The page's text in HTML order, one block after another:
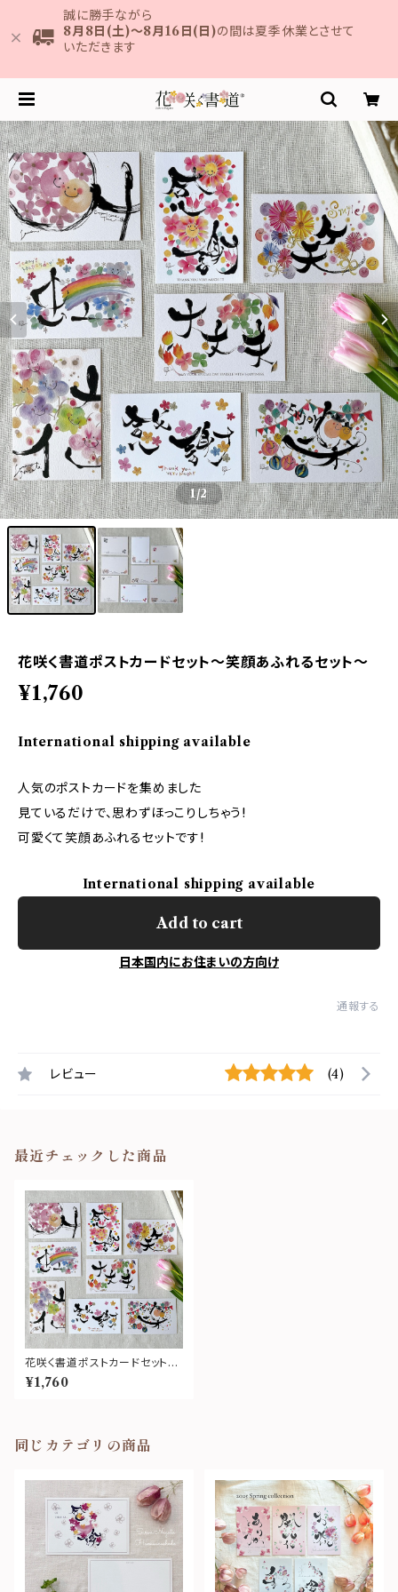
誠に勝手ながら
8月8日(土)～8月16日(日)の間は夏季休業とさせて
いただきます
1/2
花咲く書道ポストカードセット〜笑顔あふれるセット〜
¥1,760
International shipping available
人気のポストカードを集めました
見ているだけで、思わずほっこりしちゃう!
可愛くて笑顔あふれるセットです!
International shipping available
Add to cart
日本国内にお住まいの方向け
通報する
レビュー (4)
最近チェックした商品
花咲く書道ポストカードセット〜
笑顔あふれるセット〜
¥1,760
同じカテゴリの商品